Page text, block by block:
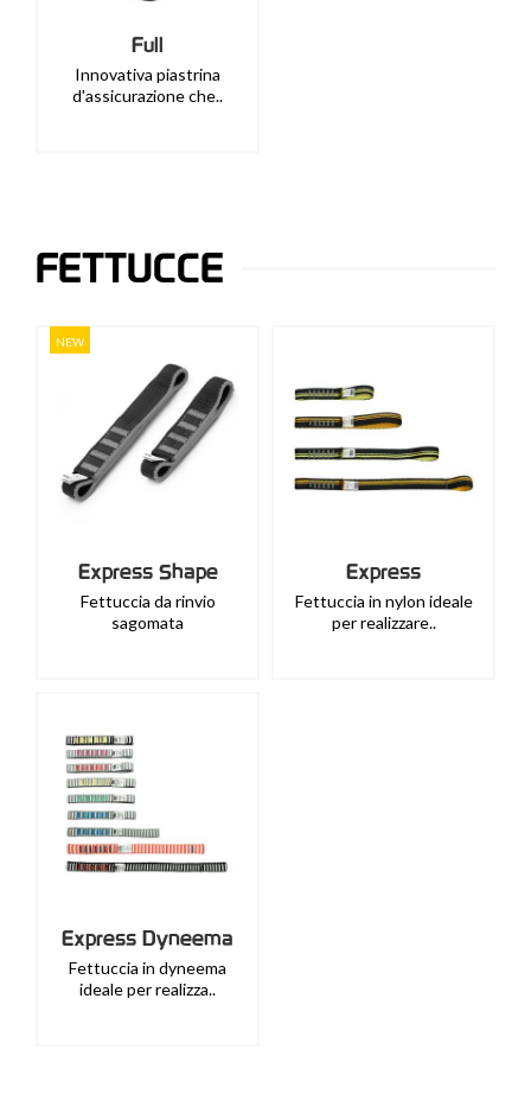
Full
Innovativa piastrina
d'assicurazione che..
FETTUCCE
NEW
Express Shape
Fettuccia da rinvio
sagomata
Express
Fettuccia in nylon ideale
per realizzare..
Express Dyneema
Fettuccia in dyneema
ideale per realizza..